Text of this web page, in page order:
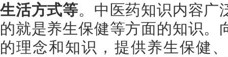
生活方式等。中医药知识内容广
的就是养生保健等方面的知识。
的理念和知识，提供养生保健